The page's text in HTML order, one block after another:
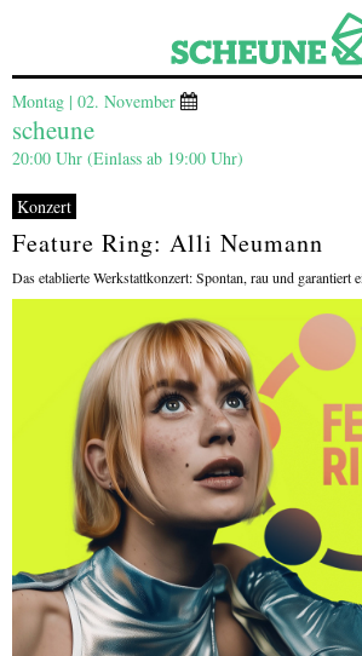
Montag | 02. November
scheune
20:00 Uhr (Einlass ab 19:00 Uhr)
Konzert
Feature Ring: Alli Neumann
Das etablierte Werkstattkonzert: Spontan, rau und garantiert